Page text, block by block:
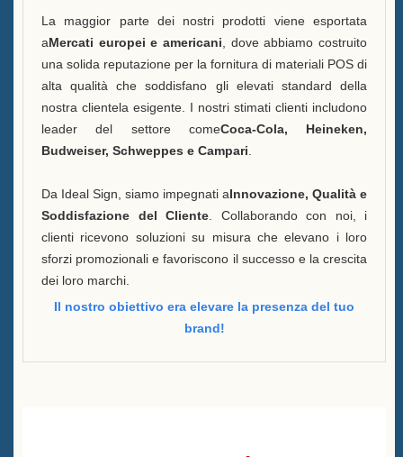
La maggior parte dei nostri prodotti viene esportata
aMercati europei e americani , dove abbiamo costruito
una solida reputazione per la fornitura di materiali POS di
alta qualità che soddisfano gli elevati standard della
nostra clientela esigente. I nostri stimati clienti includono
leader del settore comeCoca-Cola, Heineken,
Budweiser, Schweppes e Campari
Da Ideal Sign, siamo impegnati aInnovazione, Qualità e
Soddisfazione del Cliente . Collaborando con noi, i
clienti ricevono soluzioni su misura che elevano i loro
sforzi promozionali e favoriscono il successo e la crescita
dei loro marchi.
Il nostro obiettivo era elevare la presenza del tuo
brand!